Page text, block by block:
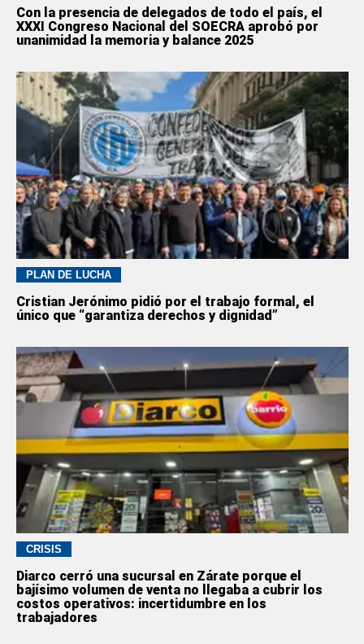
Con la presencia de delegados de todo el país, el
XXXI Congreso Nacional del SOECRA aprobó por
unanimidad la memoria y balance 2025
PLAN DE LUCHA
Cristian Jerónimo pidió por el trabajo formal, el
único que “garantiza derechos y dignidad”
CRISIS
Diarco cerró una sucursal en Zárate porque el
bajísimo volumen de venta no llegaba a cubrir los
costos operativos: incertidumbre en los
trabajadores